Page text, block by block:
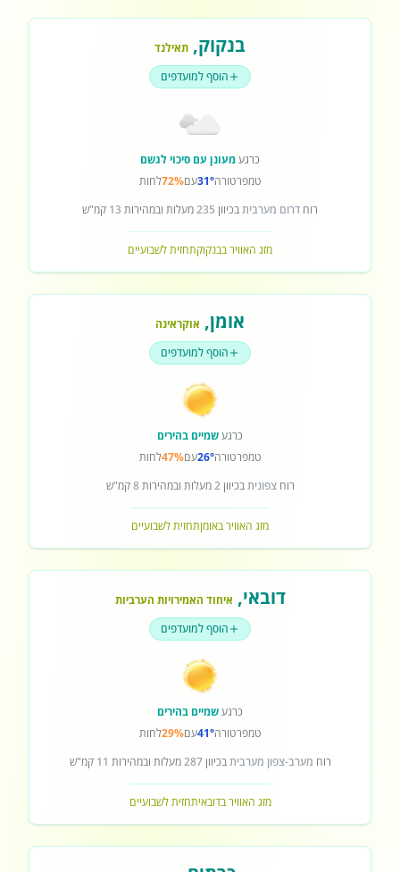
בנקוק, תאילנד
הוסף למועדפים
כרגעמעונן עם סיכוי לגשם
טמפרטורה31°עם72%לחות
רוח דרום מערביתבכיוון 235מעלות ובמהירות 13 קמ"ש
מזג האוויר בבנקוקתחזית לשבועיים
אומן, אוקראינה
הוסף למועדפים
כרגעשמיים בהירים
טמפרטורה26°עם47%לחות
רוחצפוניתבכיוון2מעלות ובמהירות8קמ"ש
מזג האוויר באומןתחזית לשבועיים
דובאי, איחוד האמירויות הערביות
הוסף למועדפים
כרגעשמיים בהירים
טמפרטורה41°עם29%לחות
רוח מערב-צפון מערביתבכיוון287מעלות ובמהירות 11 קמ"ש
מזג האוויר בדובאיתחזית לשבועיים